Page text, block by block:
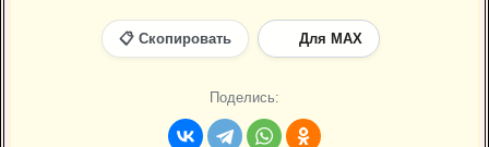
📋 Скопировать Для MAX
Поделись: